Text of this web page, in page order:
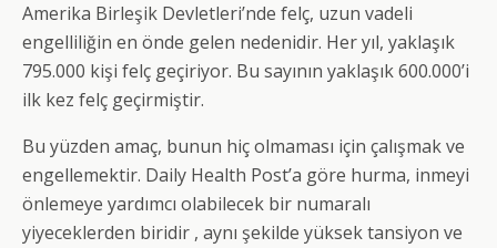
Amerika Birleşik Devletleri’nde felç, uzun vadeli
engelliliğin en önde gelen nedenidir. Her yıl, yaklaşık
795.000 kişi felç geçiriyor. Bu sayının yaklaşık 600.000’i
ilk kez felç geçirmiştir.
Bu yüzden amaç, bunun hiç olmaması için çalışmak ve
engellemektir. Daily Health Post’a göre hurma, inmeyi
önlemeye yardımcı olabilecek bir numaralı
yiyeceklerden biridir , aynı şekilde yüksek tansiyon ve